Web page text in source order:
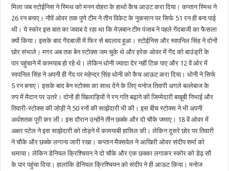
मिला जब स्टोईनिस ने स्मिथ को मनन वोहरा के हाथो कैच आउट करा दिया। कप्तान स्मिथ ने
26 रन बनाए। नौवें ओवर तक पुणे टीम ने तीन विकेट के नुकसान पर सिर्फ 51 रन ही बना पाई
थी। ये स्कोर इस बात का जवाब दे रहा था कि मेज़बान टीम पंजाब ने पहले गेंदबाजी का फैसला
क्यों किया। इसके बाद गेंदबाजी में फिर से बदलाव हुआ। स्टोईनिस और स्वपनिल सिंह ने दोनों
छोर संभाले। मगर अब तक बेन स्टोक्स जम चुके थे और हरेक ओवर में गेंद को बाउंड्री के
पार पहुंचाने में कामयाब हो रहे थे। लेकिन धोनी ज्यादा देर नहीं टिक पाए और 12 वें ओर में
स्वपनिल सिंह ने अपनी ही गेंद पर महेन्द्र सिंह धोनी को कैच आऊट करा दिया। धोनी ने सिर्फ
5 रन बनाए। इसके बाद बेन स्टोक्स का साथ देने के लिए मनोज तिवारी अगले बल्लेबाज के
रुप में मैदान पर उतरे। दोनों ही खिलाड़ियों ने रन गति बढ़ाने की जिम्मेदारी बखूबी निभाई और
तिवारी-स्टोक्स की जोड़ी ने 50 रनों की साझेदारी भी की। इस बीच स्टोक्स ने भी अपनी
अर्धशतक पूरी कर ली। इस दौरान उन्होंने तीन छक्के और दो चौके जमाए। 18 वें ओवर में
अक्षर पटेल ने इस साझेदारी को तोड़ने में कामयाबी हासिल की। लेकिन दूसरे छोर पर तिवारी
ने चौके और छक्के लगाना जारी रखा। कप्तान मैक्सवेल ने आखिरी ओवर संदीप शर्मा को
थमाया। लेकिन डेनियल क्रिश्चियन ने दो चौके और एक छक्का लगाकर स्कोर को डेढ़ सौ
के पार पहुंचा दिया। हालांकि डेनियल क्रिश्चियन को संदीप ने ही आऊट किया। मनोज